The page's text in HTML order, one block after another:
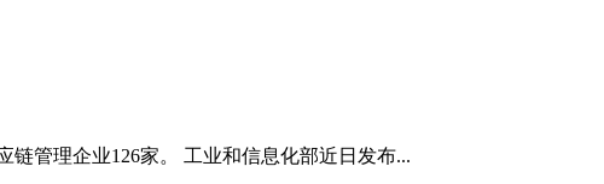
链管理企业126家。 工业和信息化部近日发布...